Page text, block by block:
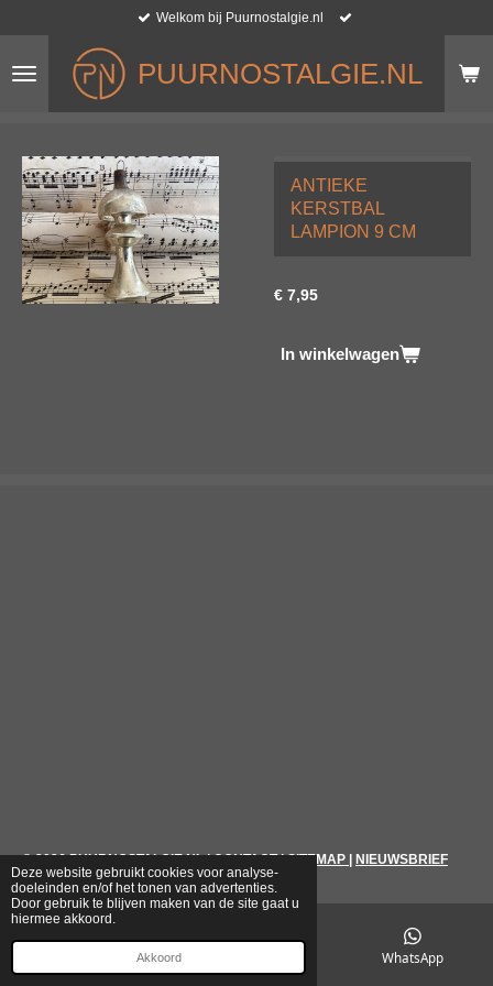
Deze website gebruikt cookies voor analyse-
doeleinden en/of het tonen van advertenties.
Door gebruik te blijven maken van de site gaat u
hiermee akkoord.
Akkoord
naar
hoofdinhoud
PUURNOSTALGIE.NL
Welkom bij Puurnostalgie.nl
ANTIEKE
KERSTBAL
LAMPION 9 CM
€ 7,95
In winkelwagen
© 2026 PUURNOSTALGIE.NL|CONTACT|SITEMAP NIEUWSBRIEF
WhatsApp